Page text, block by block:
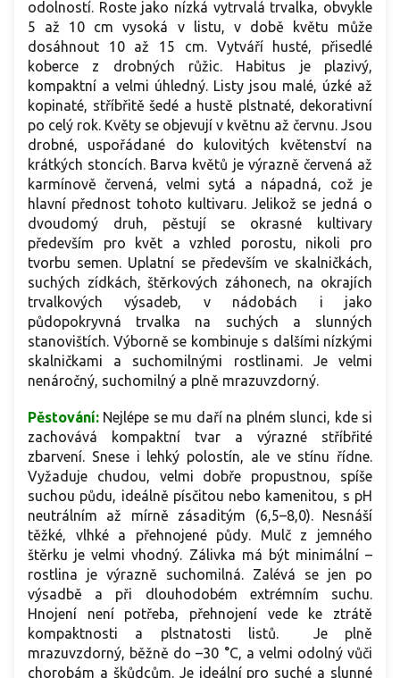
odolností. Roste jako nízká vytrvalá trvalka, obvykle
5 až 10 cm vysoká v listu, v době květu může
dosáhnout 10 až 15 cm. Vytváří husté, přisedlé
koberce z drobných růžic. Habitus je plazivý,
kompaktní a velmi úhledný. Listy jsou malé, úzké až
kopinaté, stříbřitě šedé a hustě plstnaté, dekorativní
po celý rok. Květy se objevují v květnu až červnu. Jsou
drobné, uspořádané do kulovitých květenství na
krátkých stoncích. Barva květů je výrazně červená až
karmínově červená, velmi sytá a nápadná, což je
hlavní přednost tohoto kultivaru. Jelikož se jedná o
dvoudomý druh, pěstují se okrasné kultivary
především pro květ a vzhled porostu, nikoli pro
tvorbu semen. Uplatní se především ve skalničkách,
suchých zídkách, štěrkových záhonech, na okrajích
trvalkových výsadeb, v nádobách i jako
půdopokryvná trvalka na suchých a slunných
stanovištích. Výborně se kombinuje s dalšími nízkými
skalničkami a suchomilnými rostlinami. Je velmi
nenáročný, suchomilný a plně mrazuvzdorný.
Pěstování: Nejlépe se mu daří na plném slunci, kde si
zachovává kompaktní tvar a výrazné stříbřité
zbarvení. Snese i lehký polostín, ale ve stínu řídne.
Vyžaduje chudou, velmi dobře propustnou, spíše
suchou půdu, ideálně písčitou nebo kamenitou, s pH
neutrálním až mírně zásaditým (6,5–8,0). Nesnáší
těžké, vlhké a přehnojené půdy. Mulč z jemného
štěrku je velmi vhodný. Zálivka má být minimální –
rostlina je výrazně suchomilná. Zalévá se jen po
výsadbě a při dlouhodobém extrémním suchu.
Hnojení není potřeba, přehnojení vede ke ztrátě
kompaktnosti a plstnatosti listů. Je plně
mrazuvzdorný, běžně do –30 °C, a velmi odolný vůči
chorobám a škůdcům. Je ideální pro suché a slunné